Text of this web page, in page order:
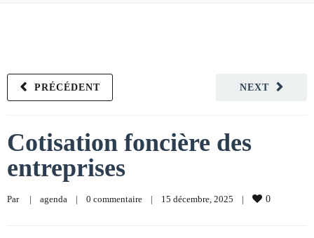
NEXT
PRÉCÉDENT
Cotisation foncière des
entreprises
Par | agenda | 0 commentaire | 15 décembre, 2025 | 0